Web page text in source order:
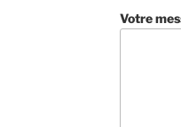
Votre